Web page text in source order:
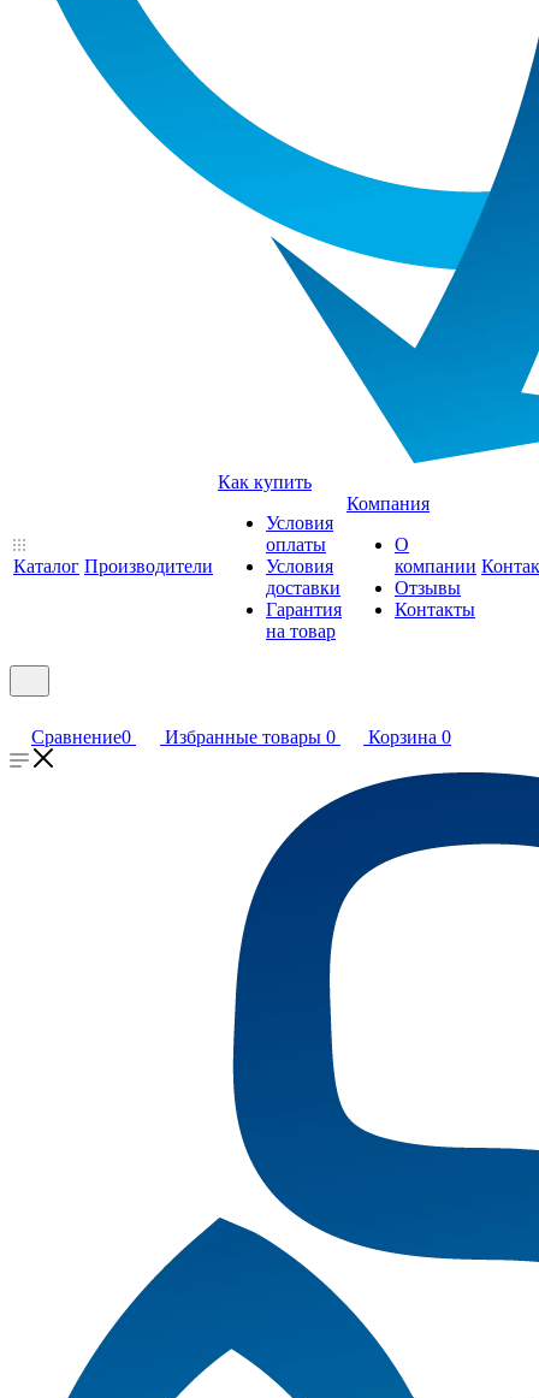
Каталог Производители
Как купить
Условия
оплаты
Условия
доставки
Гарантия
на товар
Компания
О
компании
Отзывы
Контакты
Сравнение0 Избранные товары 0 Корзина 0